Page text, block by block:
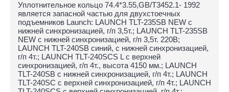
Уплотнительное кольцо 74.4*3.55,GB/T3452.1- 1992
является запасной частью для двухстоечных
подъемников Launch: LAUNCH TLT-235SB NEW с
нижней синхронизацией, г/п 3,5т.; LAUNCH TLT-235SB
NEW с нижней синхронизацией, г/п 3,5т. 220В;
LAUNCH TLT-240SB синий, с нижней синхронизацией,
г/п 4т.; LAUNCH TLT-240SCS L с верхней
синхронизацией, г/п 4т., высота 4150 мм.; LAUNCH
TLT-240SB с нижней синхронизацией, г/п 4т.; LAUNCH
TLT-240SC с верхней синхронизацией, г/п 4т.; LAUNCH